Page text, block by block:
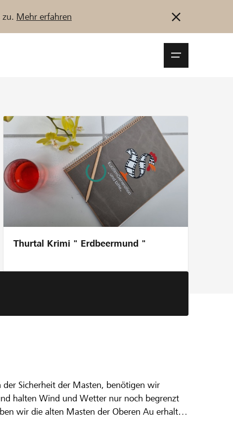
zu. Mehr erfahren
Jetzt starten
Thurtal Krimi " Erdbeermund "
US
der Sicherheit der Masten, benötigen wir
halten Wind und Wetter nur noch begrenzt
wir die alten Masten der Oberen Au erhalten